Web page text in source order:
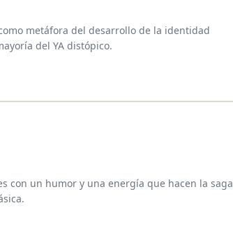
metáfora del desarrollo de la identidad
del YA distópico.
con un humor y una energía que hacen la saga